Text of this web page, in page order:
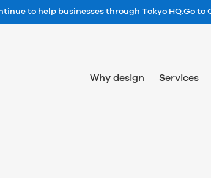
to help businesses through Tokyo HQ.Go to
Why design Services